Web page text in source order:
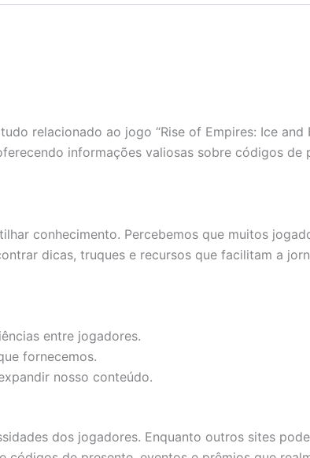
relacionado ao jogo “Rise of Empires: Ice and
informações valiosas sobre códigos de
conhecimento. Percebemos que muitos
dicas, truques e recursos que facilitam a
entre jogadores.
fornecemos.
nosso conteúdo.
dos jogadores. Enquanto outros sites